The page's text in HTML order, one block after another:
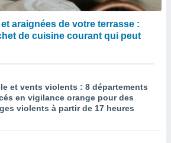
et araignées de votre terrasse :
de cuisine courant qui peut
et vents violents : 8 départements
en vigilance orange pour des
violents à partir de 17 heures